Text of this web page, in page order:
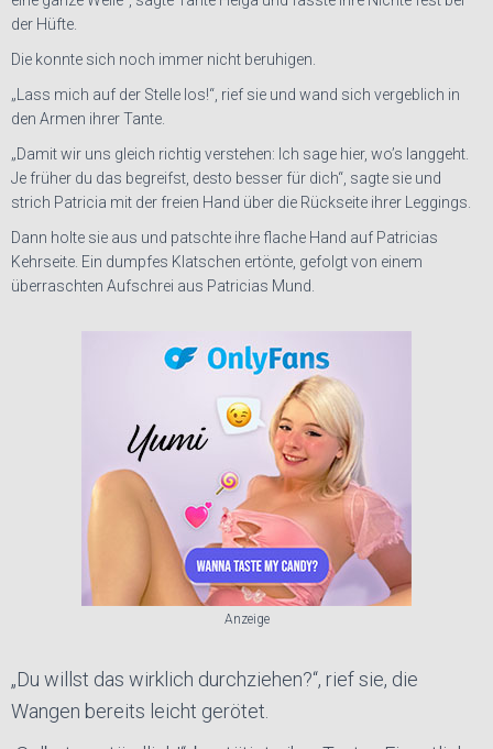
der Hüfte.
Die konnte sich noch immer nicht beruhigen.
„Lass mich auf der Stelle los!“, rief sie und wand sich vergeblich in
den Armen ihrer Tante.
„Damit wir uns gleich richtig verstehen: Ich sage hier, wo’s langgeht.
Je früher du das begreifst, desto besser für dich“, sagte sie und
strich Patricia mit der freien Hand über die Rückseite ihrer Leggings.
Dann holte sie aus und patschte ihre flache Hand auf Patricias
Kehrseite. Ein dumpfes Klatschen ertönte, gefolgt von einem
überraschten Aufschrei aus Patricias Mund.
Anzeige
„Du willst das wirklich durchziehen?“, rief sie, die
Wangen bereits leicht gerötet.